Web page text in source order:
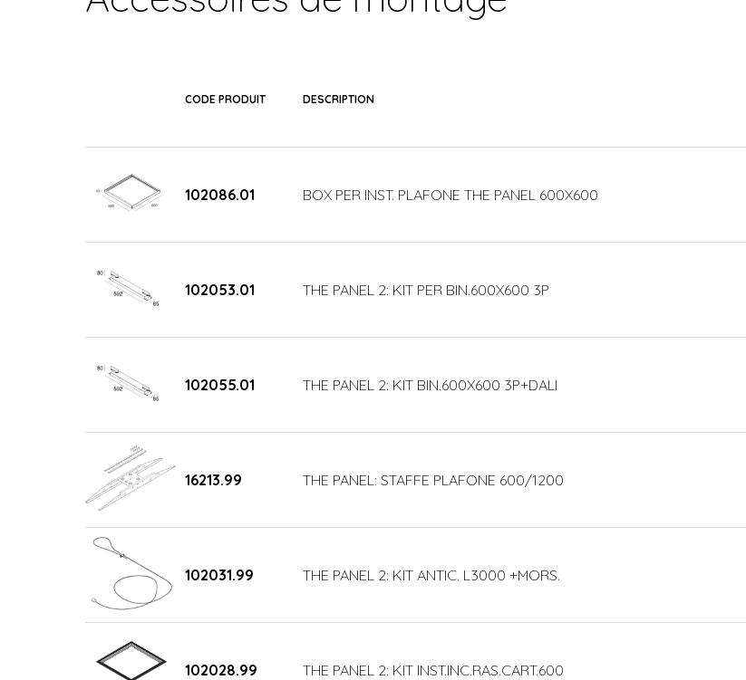
CODE PRODUIT DESCRIPTION
102086.01 BOX PER INST. PLAFONE THE PANEL 600X600
102053.01 THE PANEL 2: KIT PER BIN.600X600 3P
102055.01 THE PANEL 2: KIT BIN.600X600 3P+DALI
16213.99 THE PANEL: STAFFE PLAFONE 600/1200
102031.99 THE PANEL 2: KIT ANTIC. L3000 +MORS.
102028.99 THE PANEL 2: KIT INST.INC.RAS.CART.600